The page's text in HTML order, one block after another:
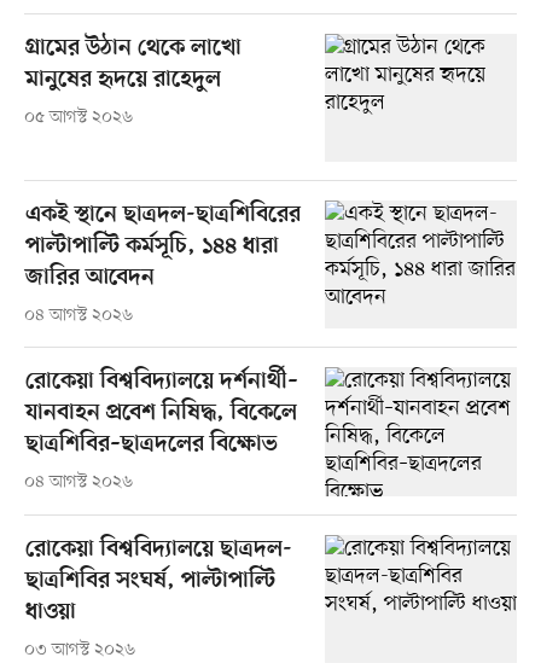
গ্রামের উঠান থেকে লাখো
মানুষের হৃদয়ে রাহেদুল
০৫ আগস্ট ২০২৬
একই স্থানে ছাত্রদল-ছাত্রশিবিরের
পাল্টাপাল্টি কর্মসূচি, ১৪৪ ধারা
জারির আবেদন
০৪ আগস্ট ২০২৬
রোকেয়া বিশ্ববিদ্যালয়ে দর্শনার্থী–
যানবাহন প্রবেশ নিষিদ্ধ, বিকেলে
ছাত্রশিবির–ছাত্রদলের বিক্ষোভ
০৪ আগস্ট ২০২৬
রোকেয়া বিশ্ববিদ্যালয়ে ছাত্রদল-
ছাত্রশিবির সংঘর্ষ, পাল্টাপাল্টি
ধাওয়া
০৩ আগস্ট ২০২৬